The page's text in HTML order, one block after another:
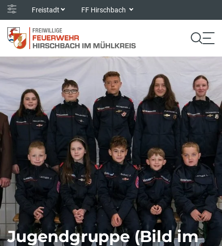
Freistadt FF Hirschbach
Jugendgruppe (Bild im